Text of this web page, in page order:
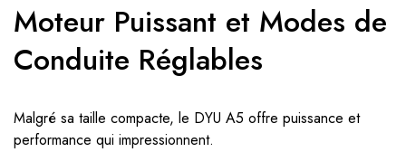
Moteur Puissant et Modes de
Conduite Réglables
Malgré sa taille compacte, le DYU A5 offre puissance et
performance qui impressionnent.